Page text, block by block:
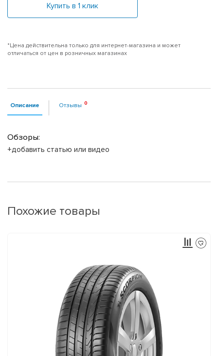
Купить в 1 клик
*Цена действительна только для интернет-магазина и может
отличаться от цен в розничных магазинах
Описание Отзывы
Обзоры:
+добавить статью или видео
Похожие товары